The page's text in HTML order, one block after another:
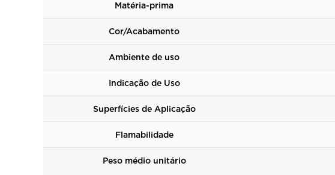
Matéria-prima
Cor/Acabamento
Ambiente de uso
Indicação de Uso
Superfícies de Aplicação
Flamabilidade
Peso médio unitário